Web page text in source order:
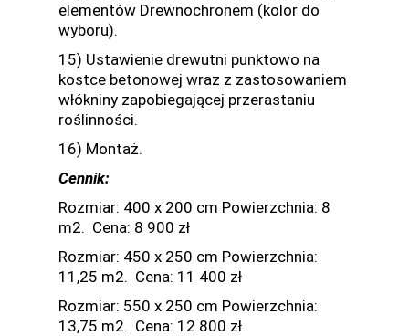
elementów Drewnochronem (kolor do
wyboru).
15) Ustawienie drewutni punktowo na
kostce betonowej wraz z zastosowaniem
włókniny zapobiegającej przerastaniu
roślinności.
16) Montaż.
Cennik:
Rozmiar: 400 x 200 cm Powierzchnia: 8
m2. Cena: 8 900 zł
Rozmiar: 450 x 250 cm Powierzchnia:
11,25 m2. Cena: 11 400 zł
Rozmiar: 550 x 250 cm Powierzchnia:
13,75 m2. Cena: 12 800 zł